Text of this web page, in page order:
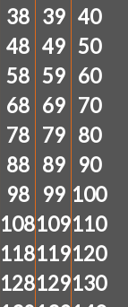
38 39 40
48 49 50
58 59 60
68 69 70
78 79 80
88 89
90
98 99 100
108109110
118119120
128129130